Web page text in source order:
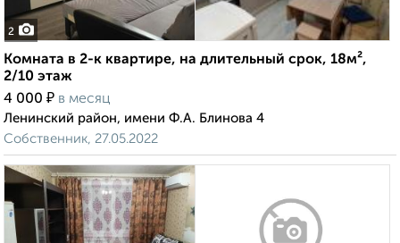
2
Комната в 2-к квартире, на длительный срок, 18м²,
2/10 этаж
4 000 ₽ в месяц
Ленинский район, имени Ф.А. Блинова 4
Собственник, 27.05.2022